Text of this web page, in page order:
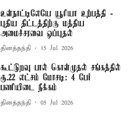
உள்நாட்டிலேயே யூரியா உற்பத்தி -
புதிய திட்டத்திற்கு மத்திய
அமைச்சரவை ஒப்புதல்
தினத்தந்தி 15 Jul 2026
கூட்டுறவு பால் கொள்முதல் சங்கத்தில்
ரூ.22 லட்சம் மோசடி: 4 பேர்
பணியிடை நீக்கம்
தினத்தந்தி 05 Jul 2026